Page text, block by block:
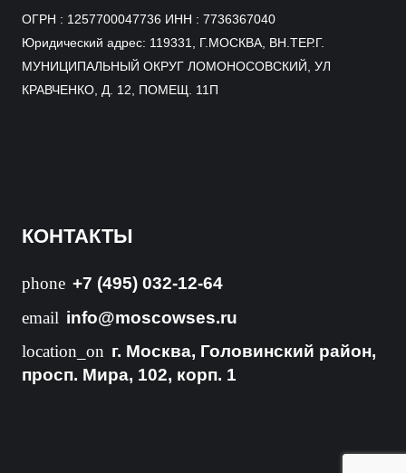
ОГРН : 1257700047736 ИНН : 7736367040
Юридический адрес: 119331, Г.МОСКВА, ВН.ТЕР.Г.
МУНИЦИПАЛЬНЫЙ ОКРУГ ЛОМОНОСОВСКИЙ, УЛ
КРАВЧЕНКО, Д. 12, ПОМЕЩ. 11П
КОНТАКТЫ
phone +7 (495) 032-12-64
email info@moscowses.ru
location_on г. Москва, Головинский район,
просп. Мира, 102, корп. 1